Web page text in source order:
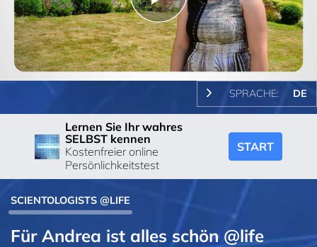
Play
Video
SPRACHE: DE
Lernen Sie Ihr wahres
SELBST kennen
Kostenfreier online
Persönlichkeitstest
START
SCIENTOLOGISTS @LIFE
Für Andrea ist alles schön @life